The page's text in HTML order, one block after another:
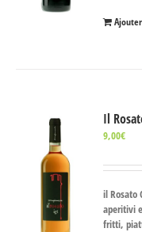
Il
9,00€
il Rosato
aperitivi
fritti,